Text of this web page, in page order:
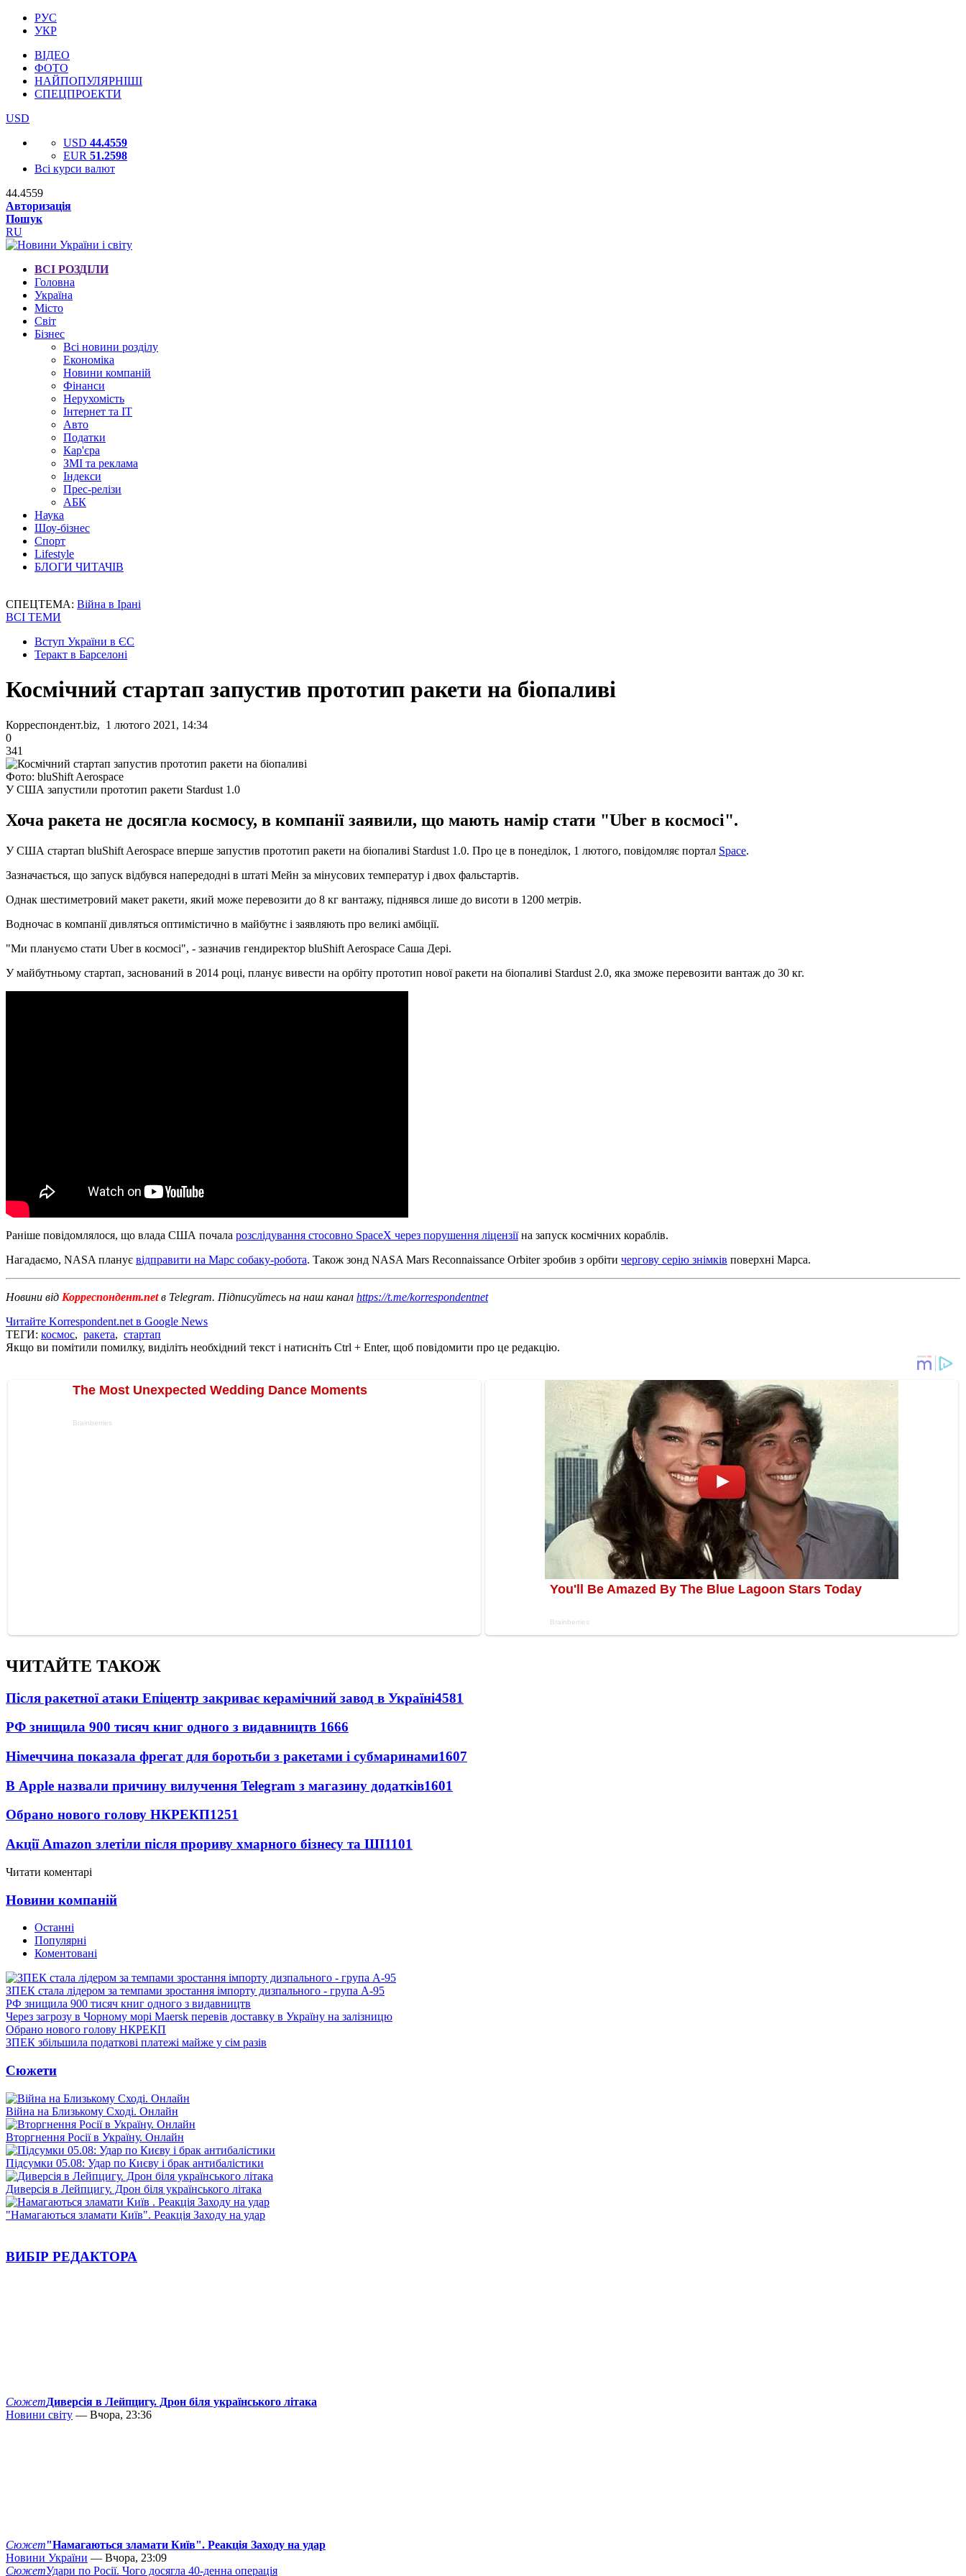
РУС
УКР
ВІДЕО
ФОТО
НАЙПОПУЛЯРНІШІ
СПЕЦПРОЕКТИ
USD
USD 44.4559
EUR 51.2598
Всі курси валют
44.4559
Авторизація
Пошук
RU
ВСІ РОЗДІЛИ
Головна
Україна
Місто
Світ
Бізнес
Всі новини розділу
Економіка
Новини компаній
Фінанси
Нерухомість
Інтернет та IT
Авто
Податки
Кар'єра
ЗМІ та реклама
Індекси
Прес-релізи
АБК
Наука
Шоу-бізнес
Спорт
Lifestyle
БЛОГИ ЧИТАЧІВ
СПЕЦТЕМА: Війна в Ірані
ВСІ ТЕМИ
Вступ України в ЄС
Теракт в Барселоні
Космічний стартап запустив прототип ракети на біопаливі
Корреспондент.biz, 1 лютого 2021, 14:34
0
341
Фото: bluShift Aerospace
У США запустили прототип ракети Stardust 1.0
Хоча ракета не досягла космосу, в компанії заявили, що мають намір стати "Uber в космосі".
У США стартап bluShift Aerospace вперше запустив прототип ракети на біопаливі Stardust 1.0. Про це в понеділок, 1 лютого, повідомляє портал Space.
Зазначається, що запуск відбувся напередодні в штаті Мейн за мінусових температур і двох фальстартів.
Однак шестиметровий макет ракети, який може перевозити до 8 кг вантажу, піднявся лише до висоти в 1200 метрів.
Водночас в компанії дивляться оптимістично в майбутнє і заявляють про великі амбіції.
"Ми плануємо стати Uber в космосі", - зазначив гендиректор bluShift Aerospace Саша Дері.
У майбутньому стартап, заснований в 2014 році, планує вивести на орбіту прототип нової ракети на біопаливі Stardust 2.0, яка зможе перевозити вантаж до 30 кг.
Раніше повідомлялося, що влада США почала розслідування стосовно SpaceX через порушення ліцензіїна запуск космічних кораблів.
Нагадаємо, NASA планує відправити на Марс собаку-робота. Також зонд NASA Mars Reconnaissance Orbiter зробив з орбіти чергову серію знімків поверхні Марса.
Новини від Корреспондент.netв Telegram. Підписуйтесь на наш канал https://t.me/korrespondentnet
Читайте Korrespondent.net в Google News
ТЕГИ: космос, ракета, стартап
Якщо ви помітили помилку, виділіть необхідний текст і натисніть Ctrl + Enter, щоб повідомити про це редакцію.
ЧИТАЙТЕ ТАКОЖ
Після ракетної атаки Епіцентр закриває керамічний завод в Україні4581
РФ знищила 900 тисяч книг одного з видавництв 1666
Німеччина показала фрегат для боротьби з ракетами і субмаринами1607
В Apple назвали причину вилучення Telegram з магазину додатків1601
Обрано нового голову НКРЕКП1251
Акції Amazon злетіли після прориву хмарного бізнесу та ШІ1101
Читати коментарі
Новини компаній
Останні
Популярні
Коментовані
ЗПЕК стала лідером за темпами зростання імпорту дизпального - група А-95
РФ знищила 900 тисяч книг одного з видавництв
Через загрозу в Чорному морі Maersk перевів доставку в Україну на залізницю
Обрано нового голову НКРЕКП
ЗПЕК збільшила податкові платежі майже у сім разів
Сюжети
Війна на Близькому Сході. Онлайн
Вторгнення Росії в Україну. Онлайн
Підсумки 05.08: Удар по Києву і брак антибалістики
Диверсія в Лейпцигу. Дрон біля українського літака
"Намагаються зламати Київ". Реакція Заходу на удар
ВИБІР РЕДАКТОРА
СюжетДиверсія в Лейпцигу. Дрон біля українського літака
Новини світу — Вчора, 23:36
Сюжет"Намагаються зламати Київ". Реакція Заходу на удар
Новини України — Вчора, 23:09
СюжетУдари по Росії. Чого досягла 40-денна операція